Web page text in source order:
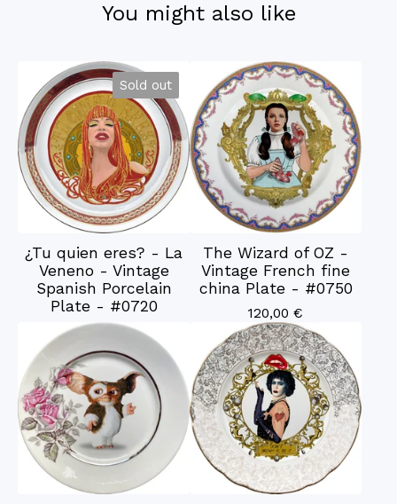
You might also like
Sold out
¿Tu quien eres? - La
Veneno - Vintage
Spanish Porcelain
Plate - #0720
The Wizard of OZ -
Vintage French fine
china Plate - #0750
120,00 €